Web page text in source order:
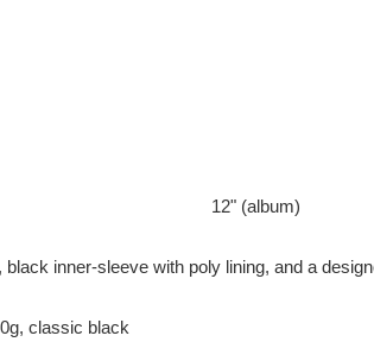
12" (album)
inner-sleeve with poly lining, and a
classic black